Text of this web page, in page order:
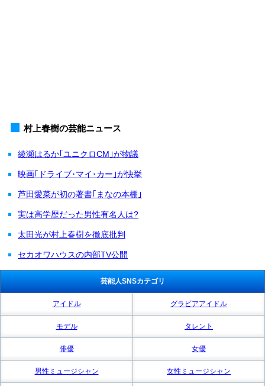
村上春樹の芸能ニュース
綾瀬はるか｢ユニクロCM｣が物議
映画｢ドライブ･マイ･カー｣が快挙
芦田愛菜が初の著書｢まなの本棚｣
実は高学歴だった男性有名人は?
太田光が村上春樹を徹底批判
セカオワハウスの内部TV公開
芸能人SNSカテゴリ
アイドル グラビアアイドル
モデル タレント
俳優 女優
男性ミュージシャン 女性ミュージシャン